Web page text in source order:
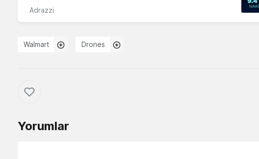
Adrazzi
Walmart Drones
Yorumlar